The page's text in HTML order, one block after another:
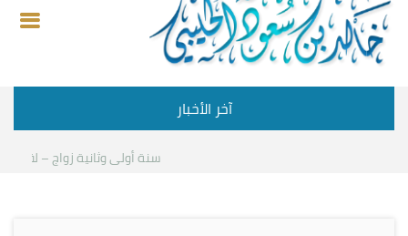
آخر الأخبار
سنة أولى وثانية زواج – لقاء